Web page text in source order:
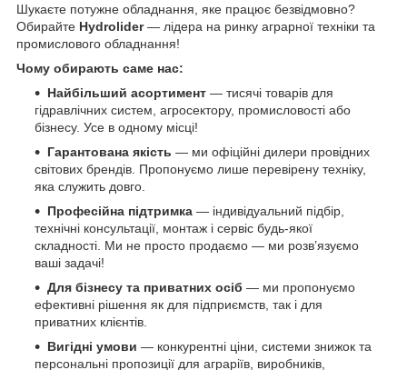
Шукаєте потужне обладнання, яке працює безвідмовно?
Обирайте Hydrolider— лідера на ринку аграрної техніки та
промислового обладнання!
Чому обирають саме нас:
Найбільший асортимент — тисячі товарів для
гідравлічних систем, агросектору, промисловості або
бізнесу. Усе в одному місці!
Гарантована якість — ми офіційні дилери провідних
світових брендів. Пропонуємо лише перевірену техніку,
яка служить довго.
Професійна підтримка — індивідуальний підбір,
технічні консультації, монтаж і сервіс будь-якої
складності. Ми не просто продаємо — ми розв’язуємо
ваші задачі!
Для бізнесу та приватних осіб — ми пропонуємо
ефективні рішення як для підприємств, так і для
приватних клієнтів.
Вигідні умови — конкурентні ціни, системи знижок та
персональні пропозиції для аграріїв, виробників,